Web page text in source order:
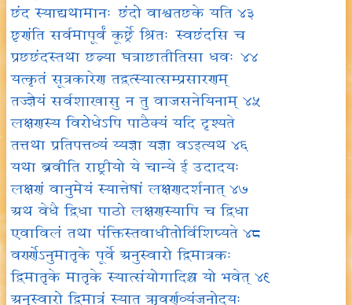
छंद स्याद्यथामानः छंदो वाश्वतछके यति ४३
छृणंति सर्वमापूर्वं कूर्छ्रे श्रितः स्वछंदसि च
प्रछछंदस्तथा छत्न्या घत्राछातीतिसा धवः ४४
यत्कृतं सूत्रकारेण तद्वत्स्यात्सम्प्रसारणम्
तज्ज्ञेयं सर्वशाखासु न तु वाजसनेयिनाम् ४५
लक्षणस्य विरोधेऽपि पाठैक्यं यदि दृश्यते
तत्तथा प्रतिपत्तव्यं य्यज्ञा यज्ञा वऽइत्यथ ४६
यथा ब्रवीति राष्ट्रीयो ये चान्ये ई उदादयः
लक्षणं वानुमेयं स्यात्तेषां लक्षणदर्शनात् ४७
अथ वेधै द्विधा पाठो लक्षणस्यापि च द्विधा
एवाविलं तथा पंक्तिस्तवाधीतोर्विशिष्यते ४८
वर्ण्णेऽनुमातृके पूर्वे अनुस्वारो द्विमात्रकः
द्विमातृके मातृके स्यात्संयोगादिश्च यो भवेत् ४९
अनुस्वारो द्विमात्रं स्यात् ऋवर्णव्यंजनोदयः